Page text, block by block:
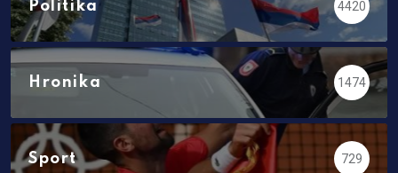
Politika 4420
Hronika 1474
Sport 729